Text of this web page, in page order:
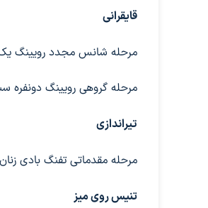
قایقرانی
مرحله شانس مجدد رویینگ یک نفره
مرحله گروهی رویینگ دونفره
تیراندازی
مرحله مقدماتی تفنگ بادی زنان،
تنیس روی میز